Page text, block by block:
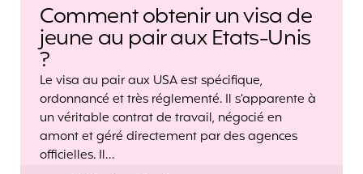
Comment obtenir un visa de
jeune au pair aux Etats-Unis
?
Le visa au pair aux USA est spécifique,
ordonnancé et très réglementé. Il s’apparente à
un véritable contrat de travail, négocié en
amont et géré directement par des agences
officielles. Il…